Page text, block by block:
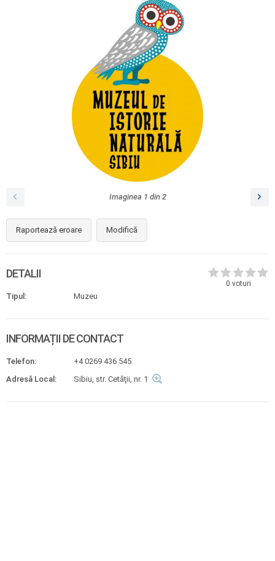
Imaginea 1 din 2
Raportează eroare Modifică
0 voturi
DETALII
Tipul: Muzeu
INFORMAȚII DE CONTACT
Telefon:
+4 0269 436 545
Adresă Local:
Sibiu, str. Cetăţii, nr. 1